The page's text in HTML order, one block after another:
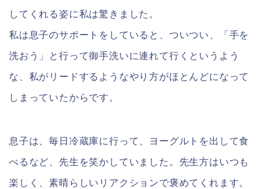
してくれる姿に私は驚きました。
私は息子のサポートをしていると、ついつい、「手を
洗おう」と行って御手洗いに連れて行くというよう
な、私がリードするようなやり方がほとんどになって
しまっていたからです。
息子は、毎日冷蔵庫に行って、ヨーグルトを出して食
べるなど、先生を笑かしていました。先生方はいつも
楽しく、素晴らしいリアクションで褒めてくれます。